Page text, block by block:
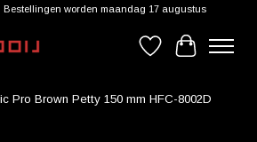
Bestellingen worden maandag 17 augustus
Verlanglijst
Pro Brown Petty 150 mm HFC-8002D